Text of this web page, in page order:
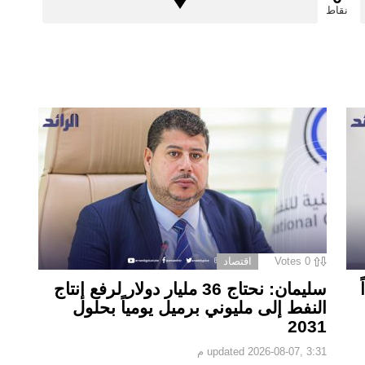
نقاط
0
Votes اقتصاد
سليمان: نحتاج 36 مليار دولار لرفع إنتاج
النفط إلى مليوني برميل يومياً بحلول
2031
updated 2026-08-07, 3:31 م